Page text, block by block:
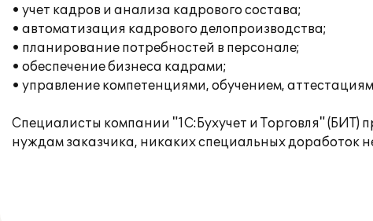
• учет кадров и анализа кадрового состава;
• автоматизация кадрового делопроизводства;
• планирование потребностей в персонале;
• обеспечение бизнеса кадрами;
• управление компетенциями, обучением,
Специалисты компании "1С:Бухучет и Торговля" (БИТ)
нуждам заказчика, никаких специальных доработок